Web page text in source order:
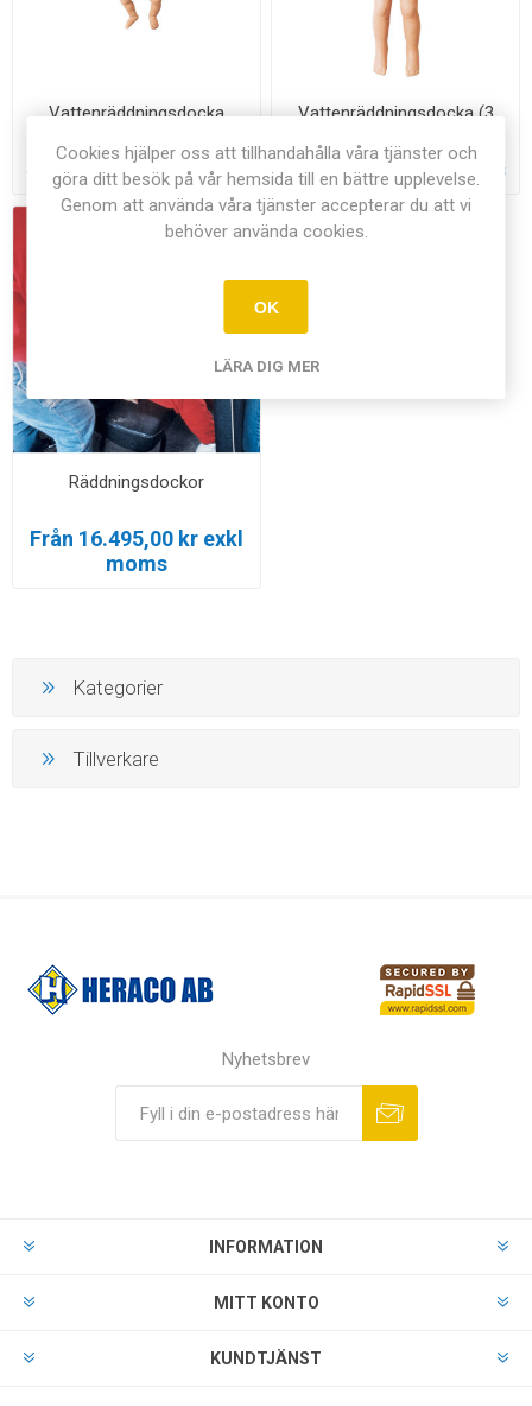
Vattenräddningsdocka
4.875,00 kr exkl moms
Vattenräddningsdocka (3
4.495,00 kr exkl moms
Räddningsdockor
Från 16.495,00 kr exkl
moms
Kategorier
Tillverkare
Nyhetsbrev
INFORMATION
MITT KONTO
KUNDTJÄNST
Cookies hjälper oss att tillhandahålla våra tjänster och
göra ditt besök på vår hemsida till en bättre upplevelse.
Genom att använda våra tjänster accepterar du att vi
behöver använda cookies.
OK
LÄRA DIG MER